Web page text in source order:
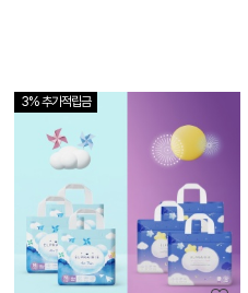
3% 추가적립금